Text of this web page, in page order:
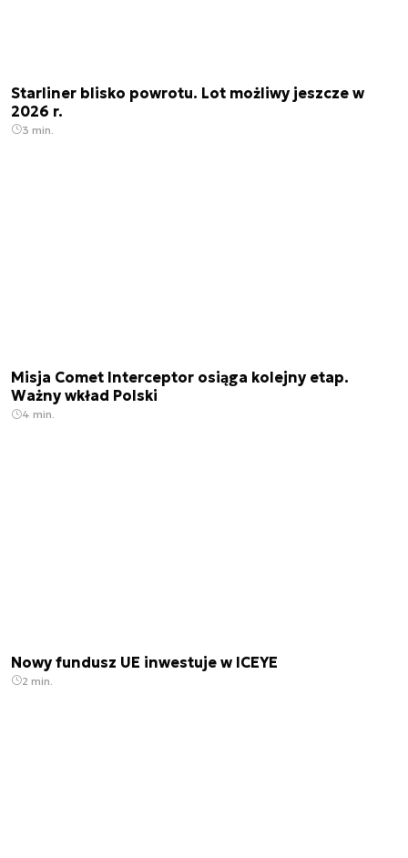
Starliner blisko powrotu. Lot możliwy jeszcze w
2026 r.
3 min.
Misja Comet Interceptor osiąga kolejny etap.
Ważny wkład Polski
4 min.
Nowy fundusz UE inwestuje w ICEYE
2 min.